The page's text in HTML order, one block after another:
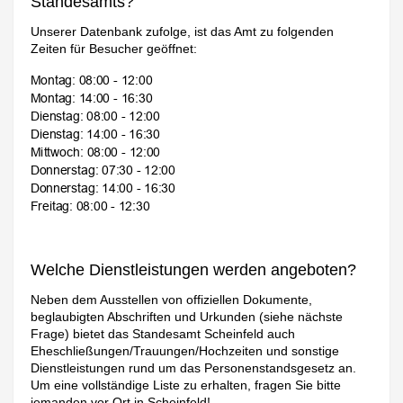
Unserer Datenbank zufolge, ist das Amt zu folgenden
Zeiten für Besucher geöffnet:
Welche Dienstleistungen werden angeboten?
Neben dem Ausstellen von offiziellen Dokumente,
beglaubigten Abschriften und Urkunden (siehe nächste
Frage) bietet das Standesamt Scheinfeld auch
Eheschließungen/Trauungen/Hochzeiten und sonstige
Dienstleistungen rund um das Personenstandsgesetz an.
Um eine vollständige Liste zu erhalten, fragen Sie bitte